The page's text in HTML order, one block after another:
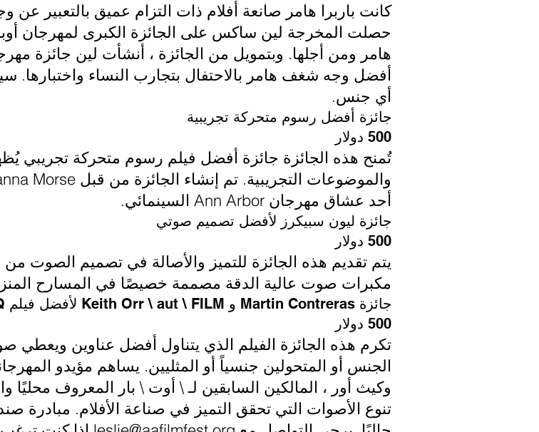
حصلت المخرجة لين ساكس على الجائزة الكبرى لمهرجان
هامر ومن أجلها. وبتمويل من الجائزة ، أنشأت لين جائزة
أفضل وجه شغف هامر بالاحتفال بتجارب النساء واختبارها.
أي جنس.
جائزة أفضل رسوم متحركة تجريبية
500 دولار
تُمنح هذه الجائزة جائزة أفضل فيلم رسوم متحركة تجريبي
أحد عشاق مهرجان Ann Arbor السينمائي.
جائزة ليون سبيكرز لأفضل تصميم صوتي
500 دولار
مكبرات صوت عالية الدقة مصممة خصيصًا في المسارح المنزلية
جائزة Martin Contreras و Keith Orr \ aut \ FILM لأفضل فيلم LGBTQ
500 دولار
تكرم هذه الجائزة الفيلم الذي يتناول أفضل عناوين ويعطي
الجنس أو المتحولين جنسياً أو المثليين. يساهم مؤيدو
وكيث أور ، المالكين السابقين لـ \ أوت \ بار المعروف محليًا